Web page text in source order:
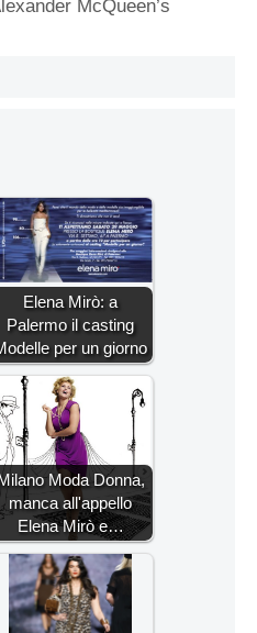
McQueen’s
Elena Mirò: a
Palermo il casting
per un giorno
Moda Donna,
manca all'appello
Elena Mirò e…